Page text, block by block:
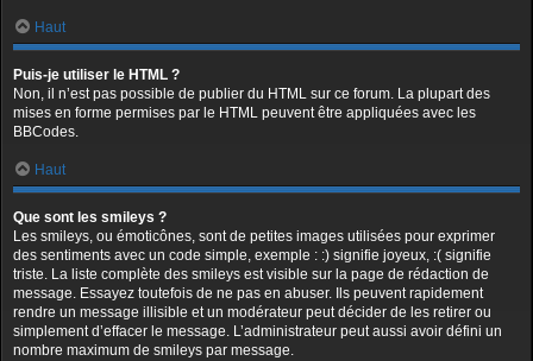
Haut
Puis-je utiliser le HTML ?
Non, il n’est pas possible de publier du HTML sur ce forum. La plupart des
mises en forme permises par le HTML peuvent être appliquées avec les
BBCodes.
Haut
Que sont les smileys ?
Les smileys, ou émoticônes, sont de petites images utilisées pour exprimer
des sentiments avec un code simple, exemple : :) signifie joyeux, :( signifie
triste. La liste complète des smileys est visible sur la page de rédaction de
message. Essayez toutefois de ne pas en abuser. Ils peuvent rapidement
rendre un message illisible et un modérateur peut décider de les retirer ou
simplement d’effacer le message. L’administrateur peut aussi avoir défini un
nombre maximum de smileys par message.